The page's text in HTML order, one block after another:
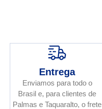
Entrega
Enviamos para todo o
Brasil e, para clientes de
Palmas e Taquaralto, o frete